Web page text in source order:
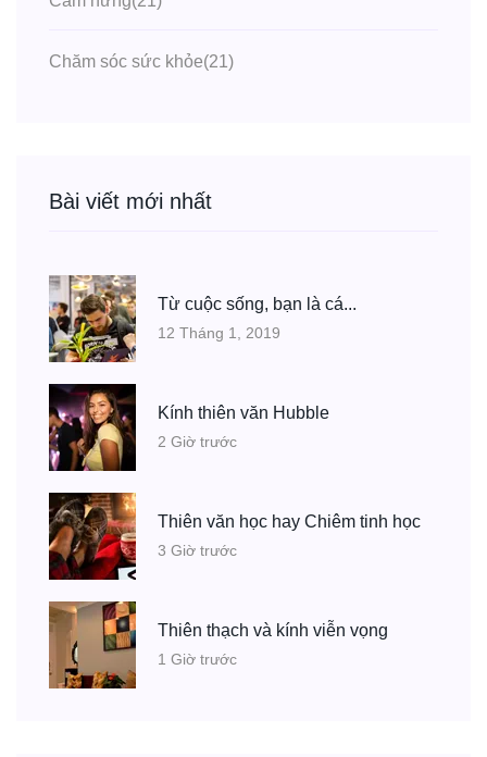
Chăm sóc sức khỏe(21)
Bài viết mới nhất
Từ cuộc sống, bạn là cá...
12 Tháng 1, 2019
Kính thiên văn Hubble
2 Giờ trước
Thiên văn học hay Chiêm tinh học
3 Giờ trước
Thiên thạch và kính viễn vọng
1 Giờ trước